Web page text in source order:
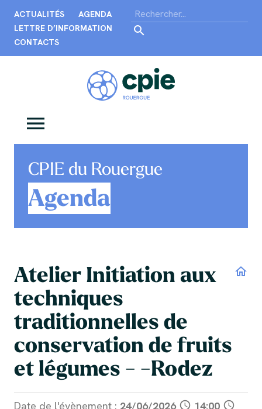
ACTUALITÉS
AGENDA
LETTRE D’INFORMATION
CONTACTS
CPIE du Rouergue
Agenda
home
Atelier Initiation aux
techniques
traditionnelles de
conservation de fruits
et légumes - -Rodez
Date de l'évènement : 24/06/2026 schedule 14:00 schedule